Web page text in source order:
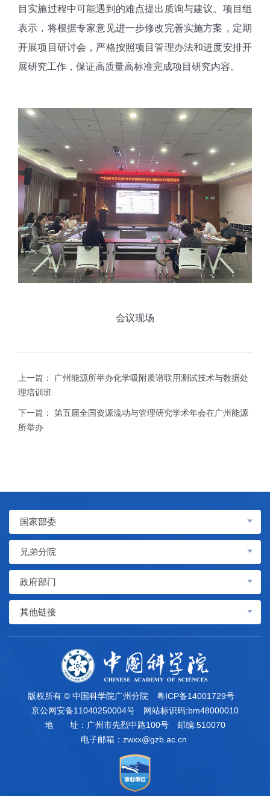
目实施过程中可能遇到的难点提出质询与建议。项目组
表示，将根据专家意见进一步修改完善实施方案，定期
开展项目研讨会，严格按照项目管理办法和进度安排开
展研究工作，保证高质量高标准完成项目研究内容。
会议现场
上一篇：
广州能源所举办化学吸附质谱联用测试技术与数据处
理培训班
下一篇：
第五届全国资源流动与管理研究学术年会在广州能源
所举办
国家部委
兄弟分院
政府部门
其他链接
版权所有 © 中国科学院广州分院
粤ICP备14001729号
京公网安备11040250004号
网站标识码:bm48000010
地 址：广州市先烈中路100号
邮编:510070
电子邮箱： zwxx@gzb.ac.cn